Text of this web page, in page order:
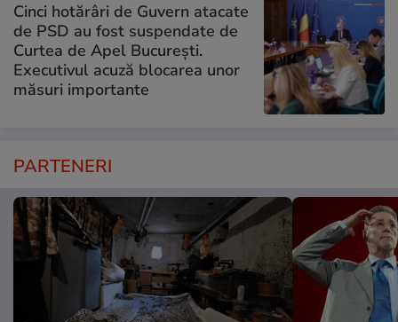
Cinci hotărâri de Guvern atacate
de PSD au fost suspendate de
Curtea de Apel București.
Executivul acuză blocarea unor
măsuri importante
PARTENERI